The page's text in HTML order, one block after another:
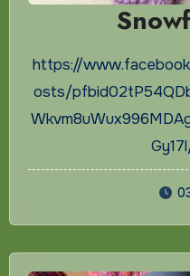
https://
osts/